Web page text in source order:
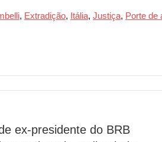
, Extradição, Itália, Justiça, Porte de
ex-presidente do BRB